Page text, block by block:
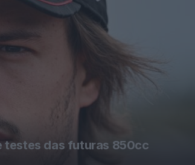
testes das futuras 850cc